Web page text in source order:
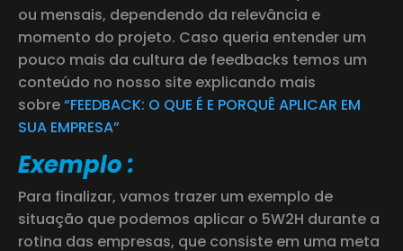
ou mensais, dependendo da relevância e
momento do projeto. Caso queria entender um
pouco mais da cultura de feedbacks temos um
conteúdo no nosso site explicando mais
sobre“FEEDBACK: O QUE É E PORQUÊ APLICAR EM
SUA EMPRESA”
Exemplo :
Para finalizar, vamos trazer um exemplo de
situação que podemos aplicar o 5W2H durante a
rotina das empresas, que consiste em uma meta